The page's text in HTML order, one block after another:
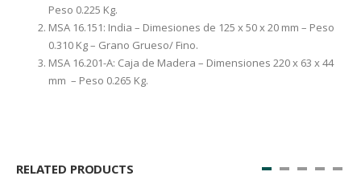
Peso 0.225 Kg.
MSA 16.151: India – Dimesiones de 125 x 50 x 20 mm – Peso
0.310 Kg – Grano Grueso/ Fino.
MSA 16.201-A: Caja de Madera – Dimensiones 220 x 63 x 44
mm – Peso 0.265 Kg.
RELATED PRODUCTS